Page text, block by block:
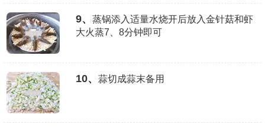
9、
蒸锅添入适量水烧开后放入金针菇和虾
大火蒸7、8分钟即可
10、 蒜切成蒜末备用